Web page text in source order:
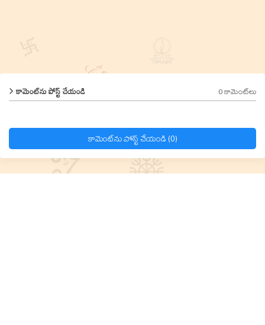
కామెంట్‌ను పోస్ట్ చేయండి 0 కామెంట్‌లు
కామెంట్‌ను పోస్ట్ చేయండి (0)